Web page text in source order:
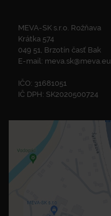
MEVA-SK s.r.o. Rožňava
Krátka 574
049 51, Brzotín časť Bak
E-mail: meva.sk@meva.eu
IČO: 31681051
IČ DPH: SK2020500724